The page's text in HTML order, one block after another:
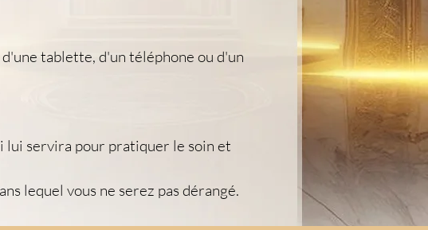
tablette, d'un téléphone ou d'un
lui servira pour pratiquer le soin et
lequel vous ne serez pas dérangé.